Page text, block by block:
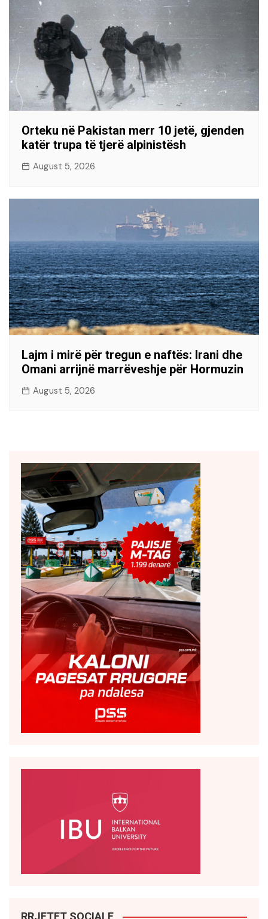
Orteku në Pakistan merr 10 jetë, gjenden
katër trupa të tjerë alpinistësh
August 5, 2026
Lajm i mirë për tregun e naftës: Irani dhe
Omani arrijnë marrëveshje për Hormuzin
August 5, 2026
RRJETET SOCIALE